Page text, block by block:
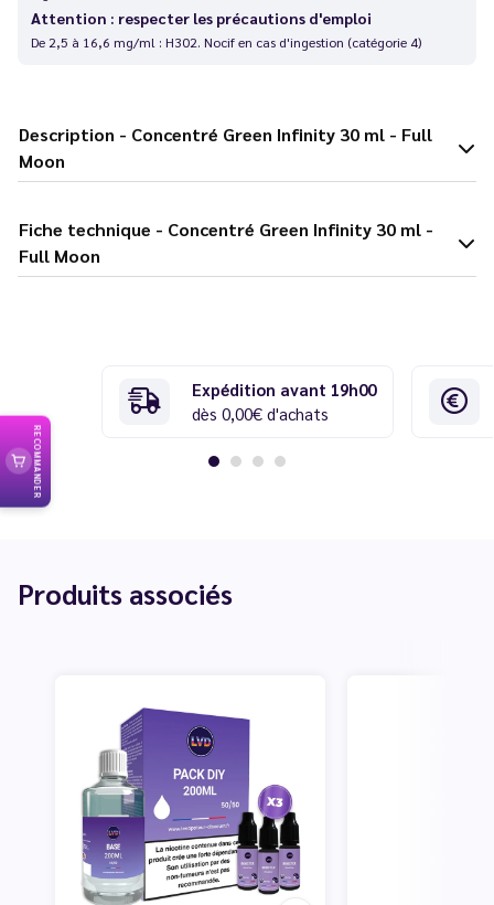
Attention : respecter les précautions d'emploi
De 2,5 à 16,6 mg/ml : H302. Nocif en cas d'ingestion (catégorie 4)
Description - Concentré Green Infinity 30 ml - Full
Moon
Fiche technique - Concentré Green Infinity 30 ml -
Full Moon
Expédition avant 19h00
dès 0,00€ d'achats
Produits associés
RECOMMANDER